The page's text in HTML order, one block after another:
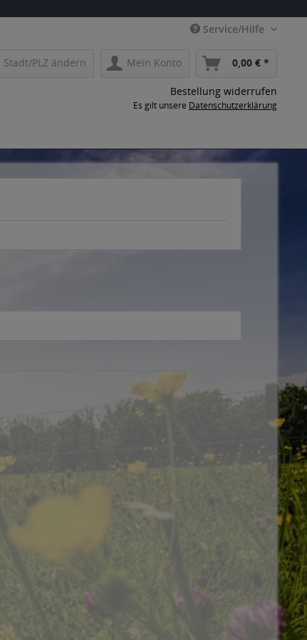
Service/Hilfe
Stadt/PLZ ändern Mein Konto 0,00 € *
Bestellung widerrufen
Es gilt unsere Datenschutzerklärung